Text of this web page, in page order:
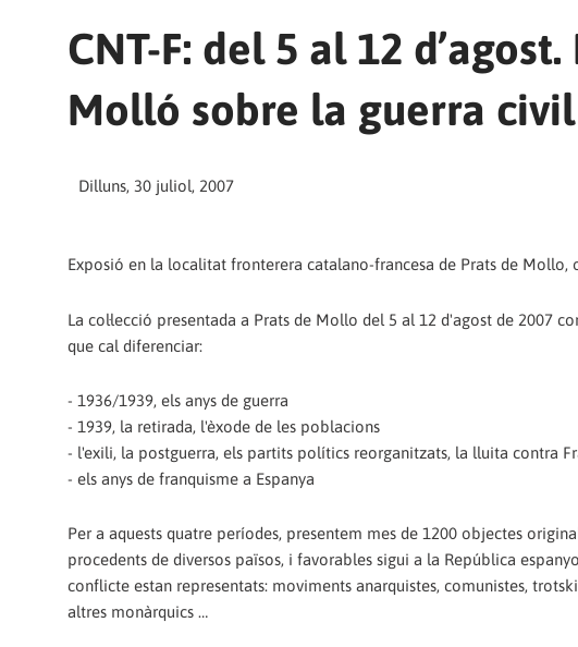
CNT-F: del 5 al 12
Molló sobre la guerra
Dilluns, 30 juliol, 2007
Exposió en la localitat fronterera catalano-francesa de Prats de Mollo,
La col·lecció presentada a Prats de Mollo del 5 al 12 d'agost de 2007
que cal diferenciar:
- 1936/1939, els anys de guerra
- 1939, la retirada, l'èxode de les poblacions
- l'exili, la postguerra, els partits polítics reorganitzats, la lluita contra
- els anys de franquisme a Espanya
Per a aquests quatre períodes, presentem mes de 1200 objectes
procedents de diversos països, i favorables sigui a la República
conflicte estan representats: moviments anarquistes, comunistes,
altres monàrquics …